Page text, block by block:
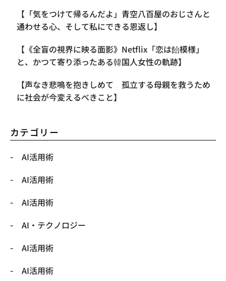
【「気をつけて帰るんだよ」青空八百屋のおじさんと
通わせる心、そして私にできる恩返し】
【《全盲の視界に映る面影》Netflix「恋は飴模様」
と、かつて寄り添ったある韓国人女性の軌跡】
【声なき悲鳴を抱きしめて 孤立する母親を救うため
に社会が今変えるべきこと】
カテゴリー
AI活用術
AI活用術
AI活用術
​AI・テクノロジー
​AI活用術
​AI活用術